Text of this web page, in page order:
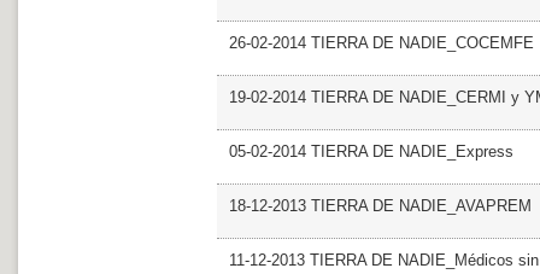
26-02-2014 TIERRA DE NADIE_COCEMFE
19-02-2014 TIERRA DE NADIE_CERMI y
05-02-2014 TIERRA DE NADIE_Express
18-12-2013 TIERRA DE NADIE_AVAPREM
11-12-2013 TIERRA DE NADIE_Médicos